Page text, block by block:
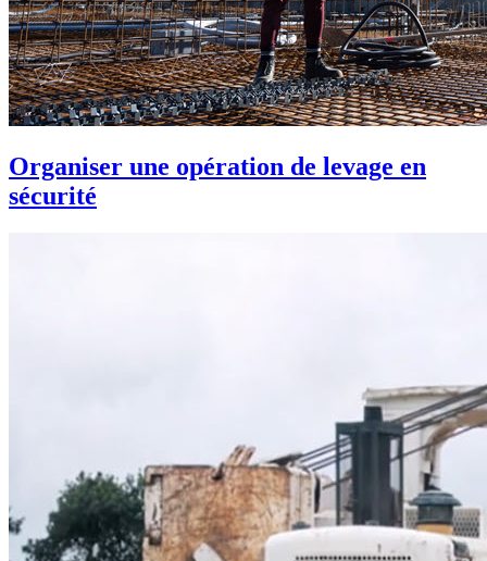
Organiser une opération de levage en
sécurité